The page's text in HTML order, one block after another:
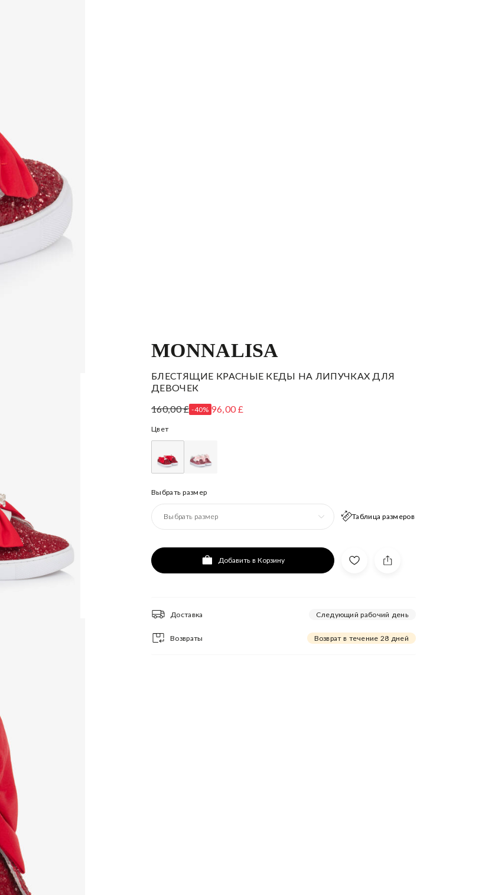
MONNALISA
БЛЕСТЯЩИЕ КРАСНЫЕ КЕДЫ НА ЛИПУЧКАХ ДЛЯ
ДЕВОЧЕК
160,00 £ -40% 96,00 £
Цвет
Выбрать размер
Таблица размеров
Выбрать размер
Добавить в Корзину
Доставка Следующий рабочий день
Возвраты Возврат в течение 28 дней